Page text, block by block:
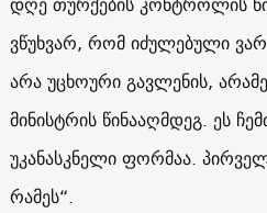
ვწუხვარ, რომ იძულებული
არა უცხოური გავლენის,
მინისტრის წინააღმდეგ. ეს
უკანასკნელი ფორმაა.
რამეს“.